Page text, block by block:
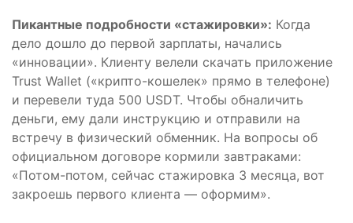
Пикантные подробности «стажировки»: Когда
дело дошло до первой зарплаты, начались
«инновации». Клиенту велели скачать приложение
Trust Wallet («крипто-кошелек» прямо в телефоне)
и перевели туда 500 USDT. Чтобы обналичить
деньги, ему дали инструкцию и отправили на
встречу в физический обменник. На вопросы об
официальном договоре кормили завтраками:
«Потом-потом, сейчас стажировка 3 месяца, вот
закроешь первого клиента — оформим».